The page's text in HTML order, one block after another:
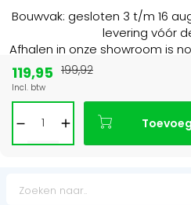
Bouwvak: gesloten 3 t/m 16
levering vóór
Afhalen in onze showroom is
119,95
Incl. btw
199,92